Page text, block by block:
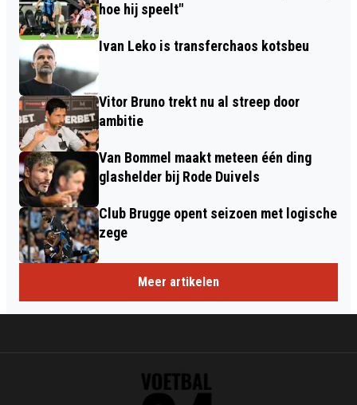
hoe hij speelt"
Ivan Leko is transferchaos kotsbeu
Vitor Bruno trekt nu al streep door
ambitie
Van Bommel maakt meteen één ding
glashelder bij Rode Duivels
Club Brugge opent seizoen met logische
zege
Meer artikelen